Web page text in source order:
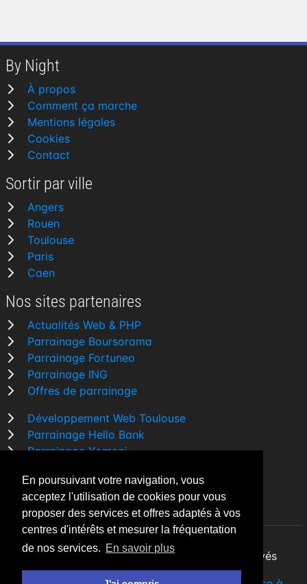
En poursuivant votre navigation, vous
acceptez l'utilisation de cookies pour vous
proposer des services et offres adaptés à vos
centres d'intérêts et mesurer la fréquentation
de nos services. En savoir plus
By Night
À propos
Comment ça marche
Mentions légales
Cookies
Contact
Sortir par ville
Angers
Rouen
Toulouse
Paris
Caen
Nos sites partenaires
Actualités Web & PHP
Parrainage Boursorama
Parrainage Fortuneo
Parrainage ING
Offres de parrainage
Développement Web Toulouse
Parrainage Hello Bank
Parrainage Yomoni
Comparatif banque
By Night v5.7.3| © 2026 - Tous droits réservés